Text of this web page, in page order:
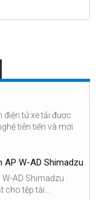
điện tử xe tải được
tiên tiến và mới
AP W-AD Shimadzu
AD Shimadzu .
tệp tài...